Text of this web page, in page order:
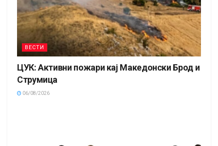
ВЕСТИ
ЦУК: Активни пожари кај Македонски Брод и
Струмица
06/08/2026